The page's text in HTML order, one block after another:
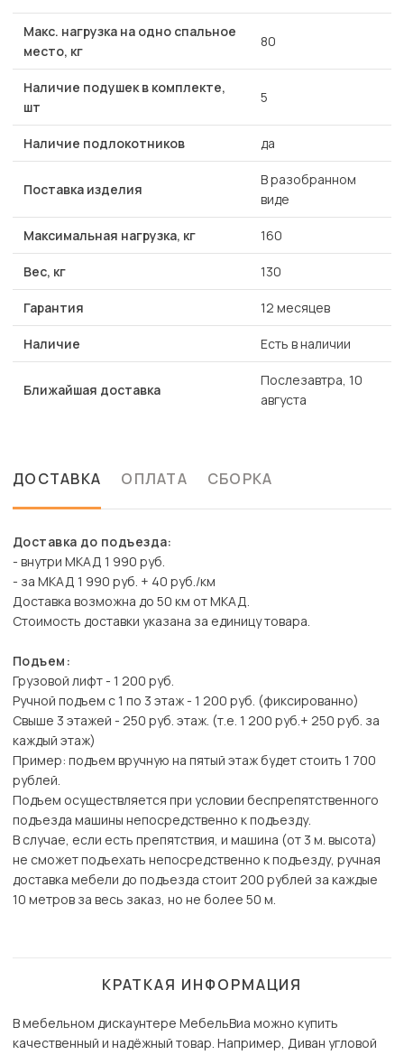
Макс. нагрузка на одно спальное
место, кг
80
Наличие подушек в комплекте,
шт
5
Наличие подлокотников да
Поставка изделия
В разобранном
виде
Максимальная нагрузка, кг 160
Вес, кг 130
Гарантия 12 месяцев
Наличие Есть в наличии
Ближайшая доставка
Послезавтра, 10
августа
ДОСТАВКА ОПЛАТА СБОРКА
Доставка до подъезда:
- внутри МКАД 1 990 руб.
- за МКАД 1 990 руб. + 40 руб./км
Доставка возможна до 50 км от МКАД.
Стоимость доставки указана за единицу товара.
Подъем:
Грузовой лифт - 1 200 руб.
Ручной подъем с 1 по 3 этаж - 1 200 руб. (фиксированно)
Свыше 3 этажей - 250 руб. этаж. (т.е. 1 200 руб.+ 250 руб. за
каждый этаж)
Пример: подъем вручную на пятый этаж будет стоить 1 700
рублей.
Подъем осуществляется при условии беспрепятственного
подъезда машины непосредственно к подъезду.
В случае, если есть препятствия, и машина (от 3 м. высота)
не сможет подъехать непосредственно к подъезду, ручная
доставка мебели до подъезда стоит 200 рублей за каждые
10 метров за весь заказ, но не более 50 м.
КРАТКАЯ ИНФОРМАЦИЯ
В мебельном дискаунтере МебельВиа можно купить
качественный и надёжный товар. Например, Диван угловой